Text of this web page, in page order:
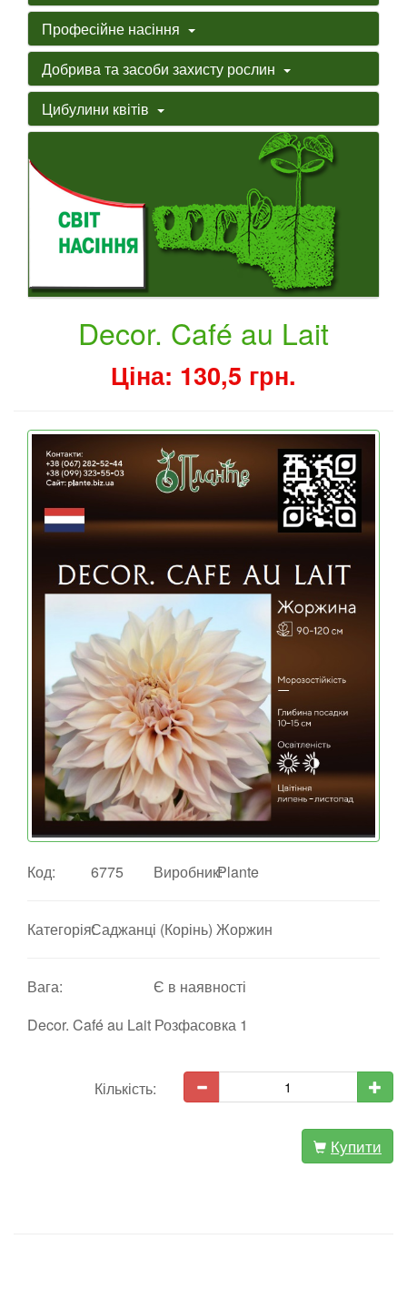
Професійне насіння
Добрива та засоби захисту рослин
Цибулини квітів
Decor. Café au Lait
Ціна: 130,5 грн.
Код: 6775 Виробник:Plante
Категорія:Саджанці (Корінь) Жоржин
Вага:
Є в наявності
Decor. Café au Lait Розфасовка 1
Кількість:
Купити